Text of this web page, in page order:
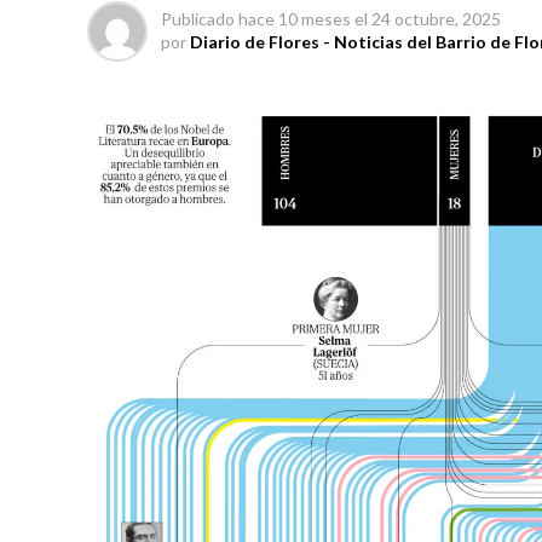
Publicado hace 10 meses el 24 octubre, 2025
por Diario de Flores - Noticias del Barrio de